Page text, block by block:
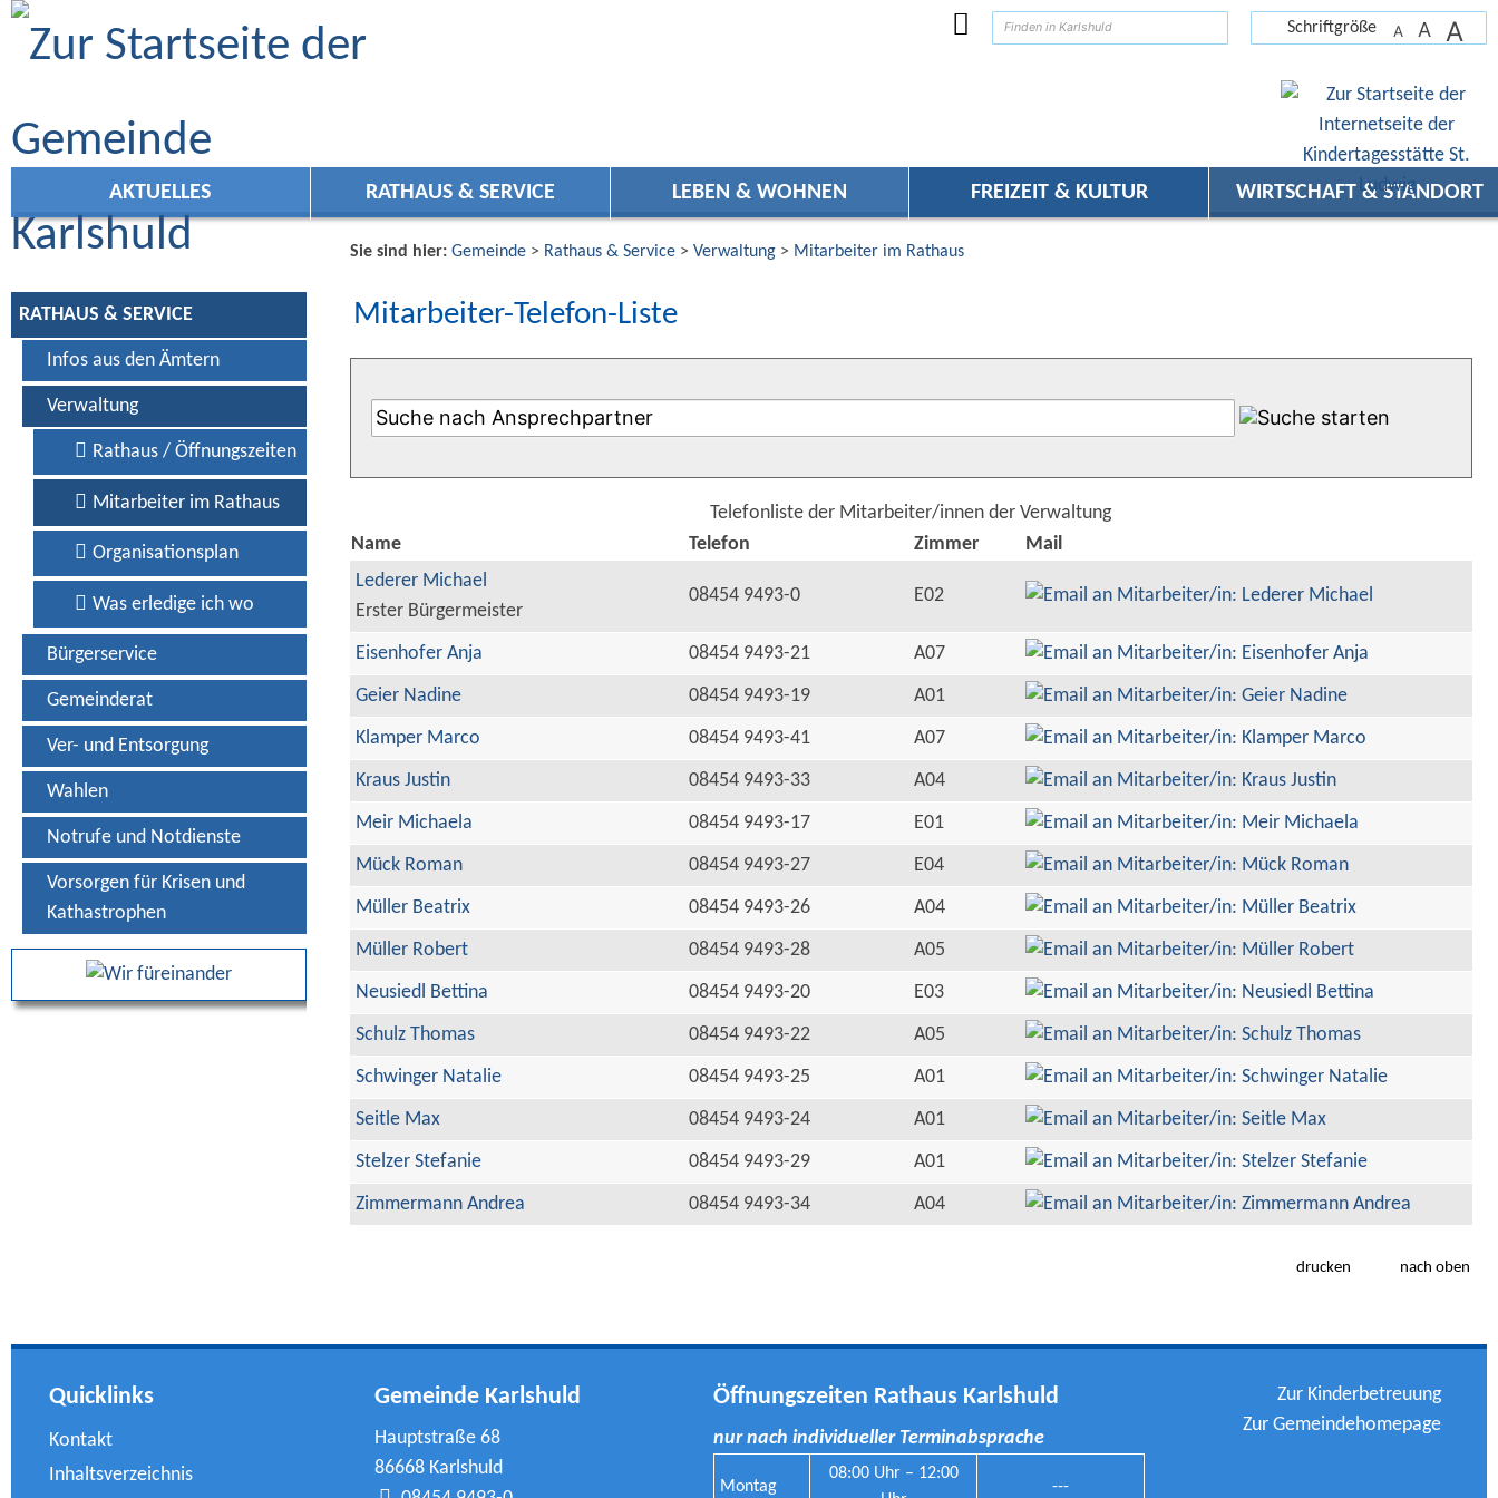
Zum Inhalt
Schriftgröße A A A
AKTUELLES RATHAUS & SERVICE LEBEN & WOHNEN FREIZEIT & KULTUR WIRTSCHAFT & STANDORT
RATHAUS & SERVICE
Infos aus den Ämtern
Verwaltung
Rathaus / Öffnungszeiten
Mitarbeiter im Rathaus
Organisationsplan
Was erledige ich wo
Bürgerservice
Gemeinderat
Ver- und Entsorgung
Wahlen
Notrufe und Notdienste
Vorsorgen für Krisen und
Kathastrophen
Sie sind hier: Gemeinde> Rathaus & Service> Verwaltung> Mitarbeiter im Rathaus
Mitarbeiter-Telefon-Liste
Telefonliste der Mitarbeiter/innen der Verwaltung
Name
Telefon Zimmer
Mail
Lederer Michael
Erster Bürgermeister
08454 9493-0 E02
Eisenhofer Anja 08454 9493-21
A07
Geier Nadine
08454 9493-19
A01
Klamper Marco
08454 9493-41
A07
Kraus Justin
08454 9493-33
A04
Meir Michaela
08454 9493-17
E01
Mück Roman
08454 9493-27
E04
Müller Beatrix
08454 9493-26
A04
Müller Robert
08454 9493-28
A05
Neusiedl Bettina
08454 9493-20
E03
Schulz Thomas
08454 9493-22
A05
Schwinger Natalie
08454 9493-25
A01
Seitle Max
08454 9493-24
A01
Stelzer Stefanie
08454 9493-29
A01
Zimmermann Andrea
08454 9493-34 A04
drucken nach oben
Quicklinks
Kontakt
Inhaltsverzeichnis
Gemeinde Karlshuld
Hauptstraße 68
86668 Karlshuld
Öffnungszeiten Rathaus Karlshuld
nur nach individueller Terminabsprache
Montag
08:00 Uhr – 12:00
---
Zur Kinderbetreuung
Zur Gemeindehomepage